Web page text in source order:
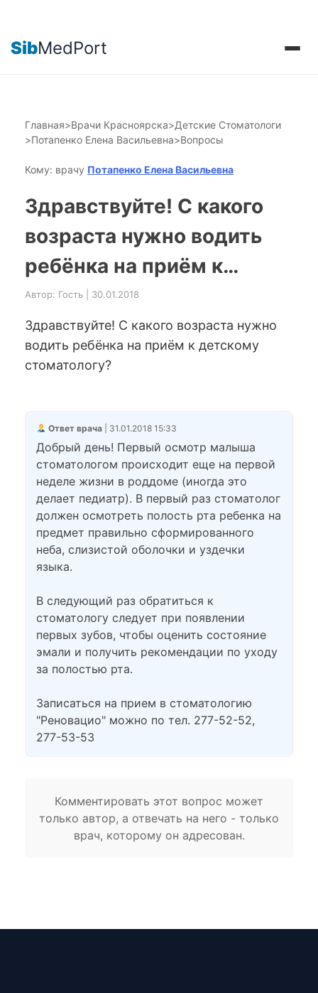
SibMedPort
Главная>Врачи Красноярска>Детские Стоматологи
>Потапенко Елена Васильевна>Вопросы
Кому: врачу Потапенко Елена Васильевна
Здравствуйте! С какого
возраста нужно водить
ребёнка на приём к…
Автор: Гость | 30.01.2018
Здравствуйте! С какого возраста нужно
водить ребёнка на приём к детскому
стоматологу?
Ответ врача| 31.01.2018 15:33
Добрый день! Первый осмотр малыша
стоматологом происходит еще на первой
неделе жизни в роддоме (иногда это
делает педиатр). В первый раз стоматолог
должен осмотреть полость рта ребенка на
предмет правильно сформированного
неба, слизистой оболочки и уздечки
языка.
В следующий раз обратиться к
стоматологу следует при появлении
первых зубов, чтобы оценить состояние
эмали и получить рекомендации по уходу
за полостью рта.
Записаться на прием в стоматологию
"Реновацио" можно по тел. 277-52-52,
277-53-53
Комментировать этот вопрос может
только автор, а отвечать на него - только
врач, которому он адресован.